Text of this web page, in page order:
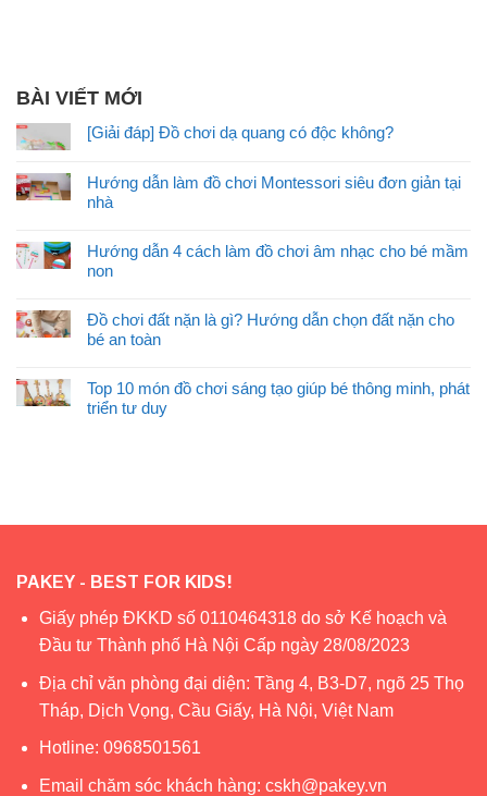
BÀI VIẾT MỚI
[Giải đáp] Đồ chơi dạ quang có độc không?
Hướng dẫn làm đồ chơi Montessori siêu đơn giản tại
nhà
Hướng dẫn 4 cách làm đồ chơi âm nhạc cho bé mầm
non
Đồ chơi đất nặn là gì? Hướng dẫn chọn đất nặn cho
bé an toàn
Top 10 món đồ chơi sáng tạo giúp bé thông minh, phát
triển tư duy
PAKEY - BEST FOR KIDS!
Giấy phép ĐKKD số 0110464318 do sở Kế hoạch và
Đầu tư Thành phố Hà Nội Cấp ngày 28/08/2023
Địa chỉ văn phòng đại diện: Tầng 4, B3-D7, ngõ 25 Thọ
Tháp, Dịch Vọng, Cầu Giấy, Hà Nội, Việt Nam
Hotline: 0968501561
Email chăm sóc khách hàng: cskh@pakey.vn